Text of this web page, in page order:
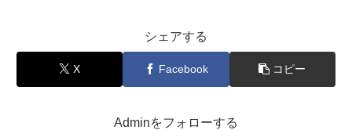
シェアする
X Facebook コピー
Adminをフォローする